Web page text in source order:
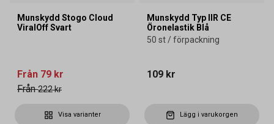
Munskydd Stogo Cloud
ViralOff Svart
Från 79 kr
Från 222 kr
Visa varianter
Munskydd Typ IIR CE
Öronelastik Blå
50 st / förpackning
109 kr
Lägg i varukorgen